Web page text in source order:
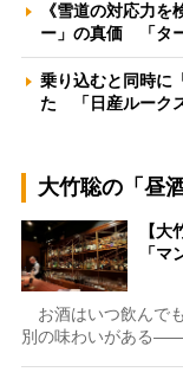
《雪道の対応力
ー」の真価 「タ
乗り込むと同時に
た 「日産ルーク
大竹聡の「昼
【
「
お酒はいつ飲んで
別の味わいがある